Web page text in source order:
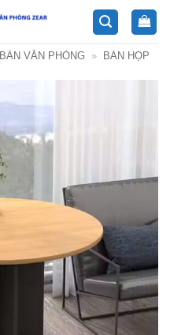
BÀN VĂN PHÒNG » BÀN HỌP